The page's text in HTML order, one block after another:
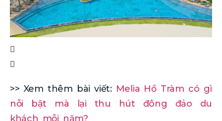
>> Xem thêm bài viết: Melia Hồ Tràm có gì
nỗi bật mà lại thu hút đông đảo du
khách mỗi năm?